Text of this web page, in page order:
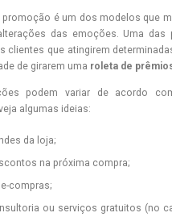
promoção é um dos modelos que
das emoções. Uma das
clientes que atingirem
de girarem uma roleta de
podem variar de acordo
algumas ideias:
da loja;
na próxima compra;
compras;
ou serviços gratuitos (no